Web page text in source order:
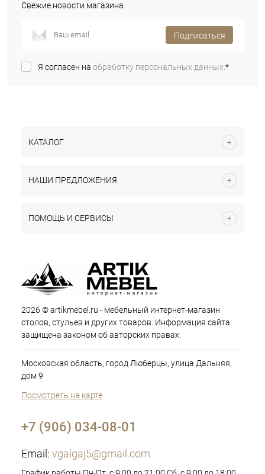
Свежие новости магазина
Подписаться
Я согласен на обработку персональных данных.*
КАТАЛОГ
НАШИ ПРЕДЛОЖЕНИЯ
ПОМОЩЬ И СЕРВИСЫ
2026 © artikmebel.ru - мебельный интернет-магазин
столов, стульев и других товаров. Информация сайта
защищена законом об авторских правах.
Московская область, город Люберцы, улица Дальняя,
дом 9
Посмотреть на карте
+7 (906) 034-08-01
Email: vgalgaj5@gmail.com